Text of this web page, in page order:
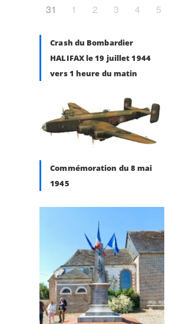
31
1 2 3 4 5
Crash du Bombardier
HALIFAX le 19 juillet 1944
vers 1 heure du matin
Commémoration du 8 mai
1945